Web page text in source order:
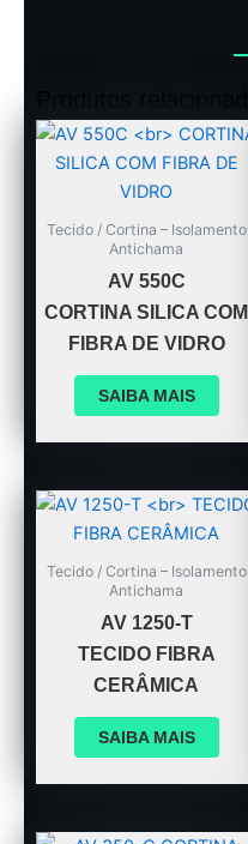
Tecido / Cortina – Isolamento
Antichama
AV 550C
CORTINA SILICA COM
FIBRA DE VIDRO
SAIBA MAIS
Tecido / Cortina – Isolamento
Antichama
AV 1250-T
TECIDO FIBRA
CERÂMICA
SAIBA MAIS